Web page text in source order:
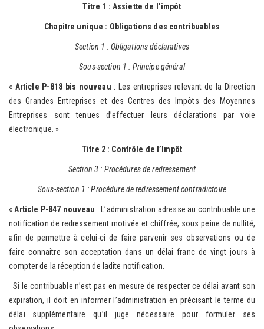
Titre 1 : Assiette de l’impôt
Chapitre unique : Obligations des contribuables
Section 1 : Obligations déclaratives
Sous-section 1 : Principe général
« Article P-818 bis nouveau : Les entreprises relevant de la Direction
des Grandes Entreprises et des Centres des Impôts des Moyennes
Entreprises sont tenues d’effectuer leurs déclarations par voie
électronique. »
Titre 2 : Contrôle de l’Impôt
Section 3 : Procédures de redressement
Sous-section 1 : Procédure de redressement contradictoire
«Article P-847 nouveau : L’administration adresse au contribuable une
notification de redressement motivée et chiffrée, sous peine de nullité,
afin de permettre à celui-ci de faire parvenir ses observations ou de
faire connaitre son acceptation dans un délai franc de vingt jours à
compter de la réception de ladite notification.
Si le contribuable n’est pas en mesure de respecter ce délai avant son
expiration, il doit en informer l’administration en précisant le terme du
délai supplémentaire qu’il juge nécessaire pour formuler ses